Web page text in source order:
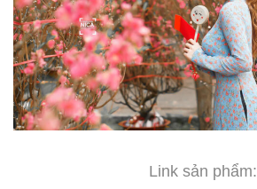
Link sản phẩm: